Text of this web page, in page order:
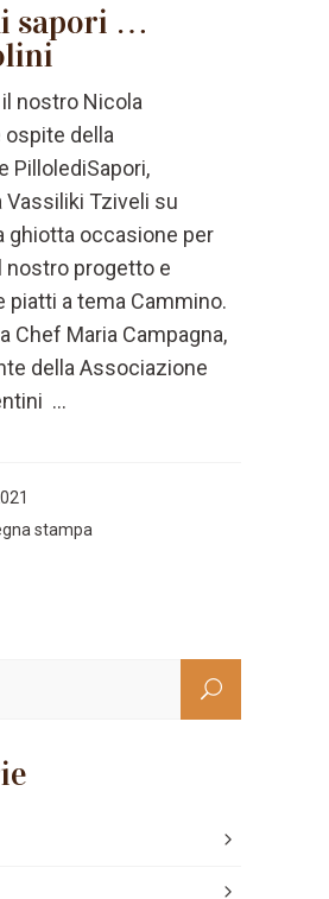
sapori …
nostro Nicola
ospite della
PillolediSapori,
Vassiliki Tziveli su
ghiotta occasione per
nostro progetto e
piatti a tema Cammino.
Chef Maria Campagna,
della Associazione
...
stampa